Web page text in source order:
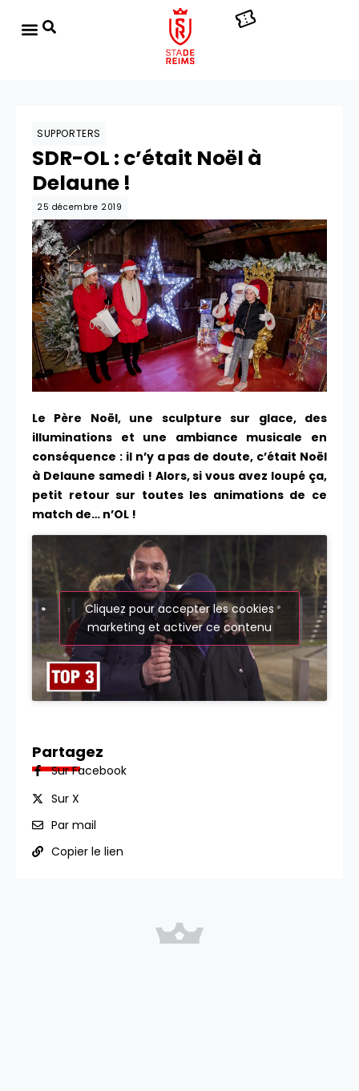
SUPPORTERS
SDR-OL : c’était Noël à
Delaune !
25 décembre 2019
Le Père Noël, une sculpture sur glace, des
illuminations et une ambiance musicale en
conséquence : il n’y a pas de doute, c’était Noël
à Delaune samedi ! Alors, si vous avez loupé ça,
petit retour sur toutes les animations de ce
match de… n’OL !
Cliquez pour accepter les cookies
marketing et activer ce contenu
Partagez
Sur Facebook
Sur X
Par mail
Copier le lien